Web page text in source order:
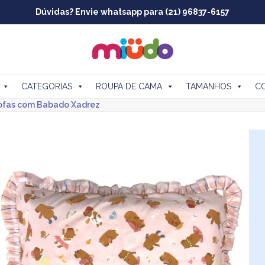
Dúvidas? Envie whatsapp para (21) 96837-6157
CATEGORIAS ROUPA DE CAMA TAMANHOS
com Babado Xadrez